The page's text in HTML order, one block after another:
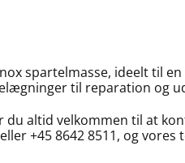
spartelmasse, ideelt til
til reparation og
altid velkommen til at
eller +45 8642 8511, og